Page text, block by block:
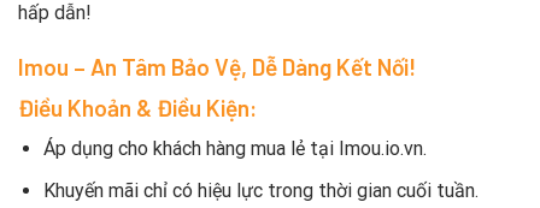
hấp dẫn!
Imou – An Tâm Bảo Vệ, Dễ Dàng Kết Nối!
Điều Khoản & Điều Kiện:
Áp dụng cho khách hàng mua lẻ tại Imou.io.vn.
Khuyến mãi chỉ có hiệu lực trong thời gian cuối tuần.